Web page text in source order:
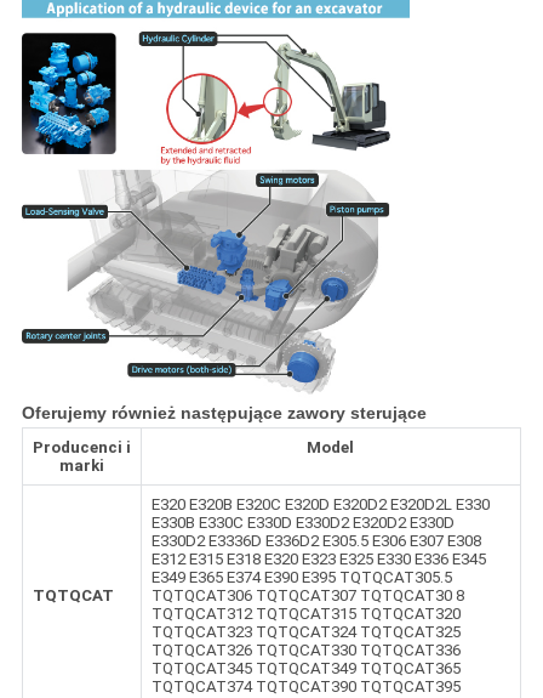
Oferujemy również następujące zawory sterujące
Producenci i
marki
Model
TQTQCAT
E320 E320B E320C E320D E320D2 E320D2L E330
E330B E330C E330D E330D2 E320D2 E330D
E330D2 E3336D E336D2 E305.5 E306 E307 E308
E312 E315 E318 E320 E323 E325 E330 E336 E345
E349 E365 E374 E390 E395 TQTQCAT305.5
TQTQCAT306 TQTQCAT307 TQTQCAT30 8
TQTQCAT312 TQTQCAT315 TQTQCAT320
TQTQCAT323 TQTQCAT324 TQTQCAT325
TQTQCAT326 TQTQCAT330 TQTQCAT336
TQTQCAT345 TQTQCAT349 TQTQCAT365
TQTQCAT374 TQTQCAT390 TQTQCAT395